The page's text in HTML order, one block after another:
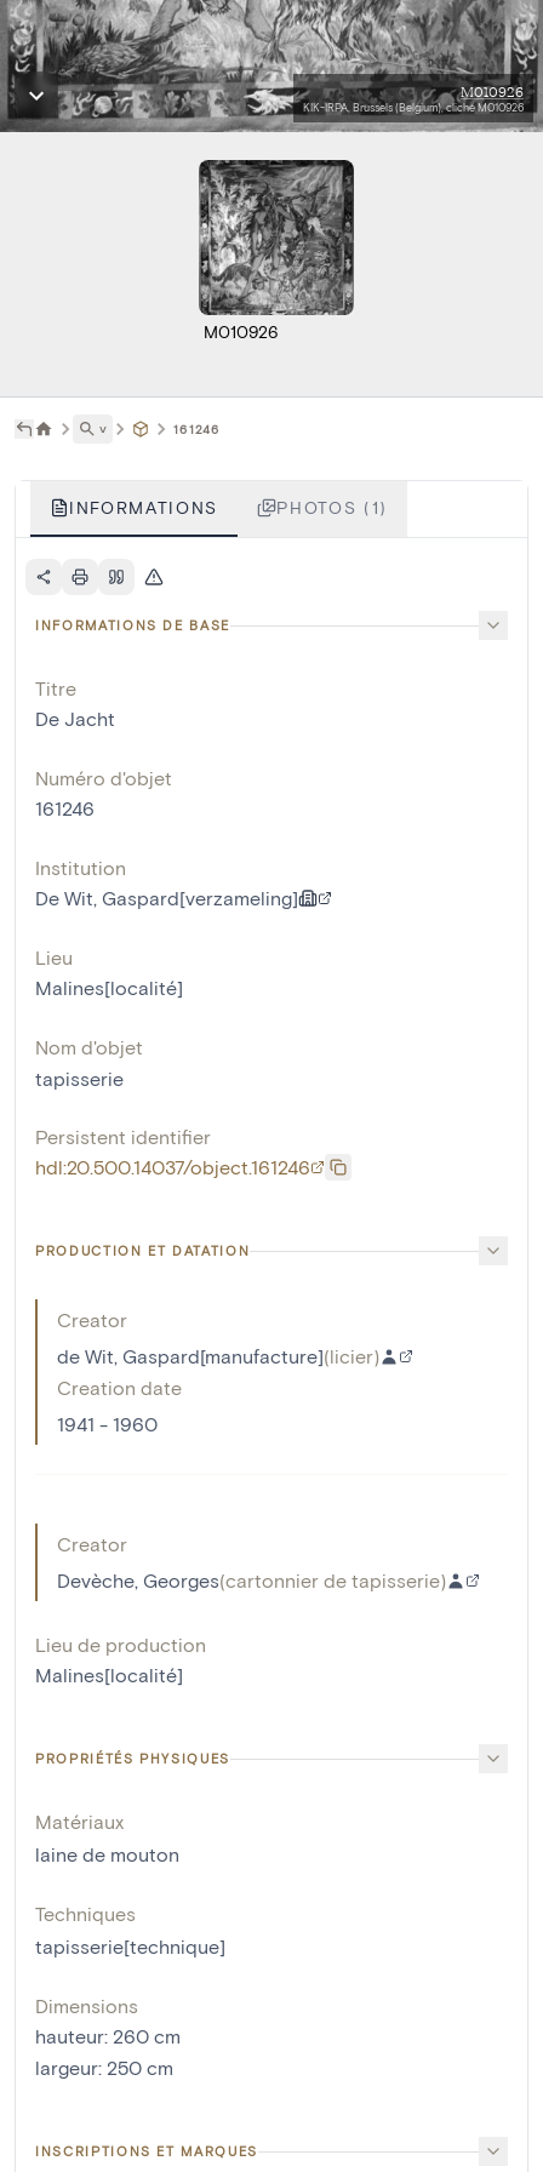
M010926
KIK-IRPA, Brussels (Belgium), cliché M010926
M010926
˅ 161246
INFORMATIONS PHOTOS (1)
INFORMATIONS DE BASE
Titre
De Jacht
Numéro d'objet
161246
Institution
De Wit, Gaspard[verzameling]
Lieu
Malines[localité]
Nom d'objet
tapisserie
Persistent identifier
hdl:20.500.14037/object.161246
PRODUCTION ET DATATION
Creator
de Wit, Gaspard[manufacture](licier)
Creation date
1941 - 1960
Creator
Devèche, Georges(cartonnier de tapisserie)
Lieu de production
Malines[localité]
PROPRIÉTÉS PHYSIQUES
Matériaux
laine de mouton
Techniques
tapisserie[technique]
Dimensions
hauteur: 260 cm
largeur: 250 cm
INSCRIPTIONS ET MARQUES